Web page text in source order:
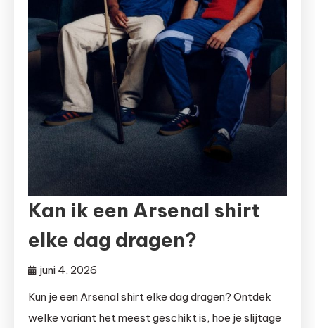
Kan ik een Arsenal shirt
elke dag dragen?
juni 4, 2026
Kun je een Arsenal shirt elke dag dragen? Ontdek
welke variant het meest geschikt is, hoe je slijtage